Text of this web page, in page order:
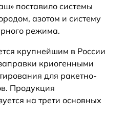
поставило системы
азотом и систему
режима.
крупнейшим в России
криогенными
для ракетно-
Продукция
на трети основных